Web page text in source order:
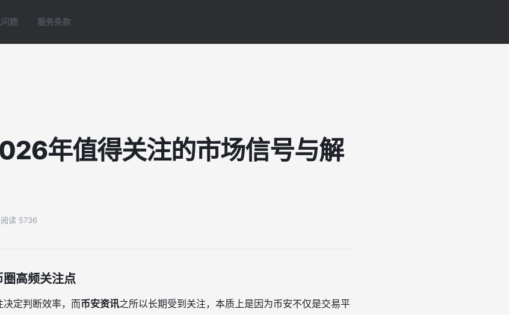
题 服务条款
年值得关注的市场信号与解
阅读 5736
高频关注点
定判断效率，而币安资讯之所以长期受到关注，本质上是因为币安不仅是交易平